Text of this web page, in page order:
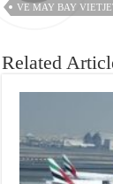
VE MAY BAY
Related